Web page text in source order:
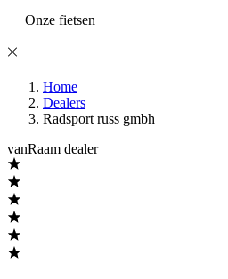
Onze fietsen
Home
Dealers
Radsport russ gmbh
vanRaam dealer